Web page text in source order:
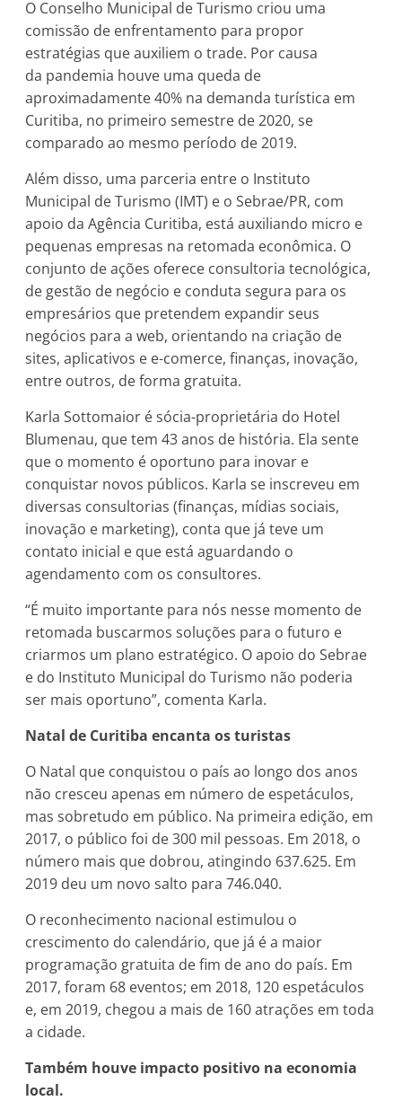
O Conselho Municipal de Turismo criou uma
comissão de enfrentamento para propor
estratégias que auxiliem o trade. Por causa
da pandemia houve uma queda de
aproximadamente 40% na demanda turística em
Curitiba, no primeiro semestre de 2020, se
comparado ao mesmo período de 2019.
Além disso, uma parceria entre o Instituto
Municipal de Turismo (IMT) e o Sebrae/PR, com
apoio da Agência Curitiba, está auxiliando micro e
pequenas empresas na retomada econômica. O
conjunto de ações oferece consultoria tecnológica,
de gestão de negócio e conduta segura para os
empresários que pretendem expandir seus
negócios para a web, orientando na criação de
sites, aplicativos e e-comerce, finanças, inovação,
entre outros, de forma gratuita.
Karla Sottomaior é sócia-proprietária do Hotel
Blumenau, que tem 43 anos de história. Ela sente
que o momento é oportuno para inovar e
conquistar novos públicos. Karla se inscreveu em
diversas consultorias (finanças, mídias sociais,
inovação e marketing), conta que já teve um
contato inicial e que está aguardando o
agendamento com os consultores.
“É muito importante para nós nesse momento de
retomada buscarmos soluções para o futuro e
criarmos um plano estratégico. O apoio do Sebrae
e do Instituto Municipal do Turismo não poderia
ser mais oportuno”, comenta Karla.
Natal de Curitiba encanta os turistas
O Natal que conquistou o país ao longo dos anos
não cresceu apenas em número de espetáculos,
mas sobretudo em público. Na primeira edição, em
2017, o público foi de 300 mil pessoas. Em 2018, o
número mais que dobrou, atingindo 637.625. Em
2019 deu um novo salto para 746.040.
O reconhecimento nacional estimulou o
crescimento do calendário, que já é a maior
programação gratuita de fim de ano do país. Em
2017, foram 68 eventos; em 2018, 120 espetáculos
e, em 2019, chegou a mais de 160 atrações em toda
a cidade.
Também houve impacto positivo na economia
local.